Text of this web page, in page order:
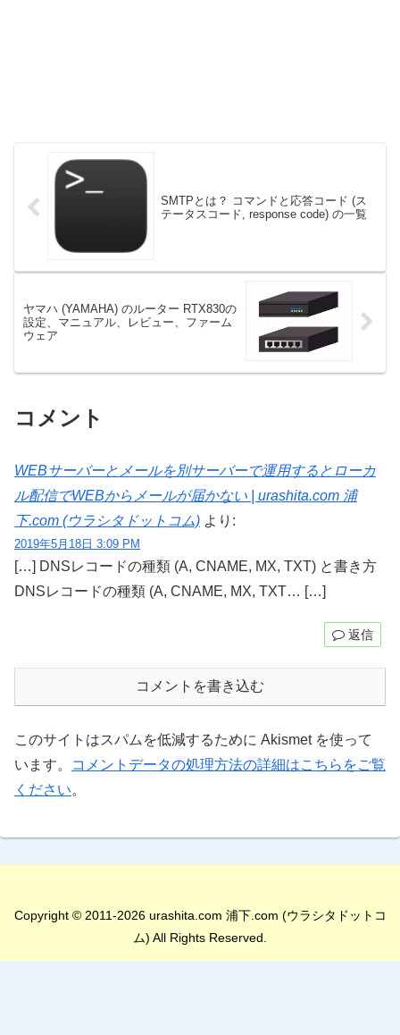
SMTPとは？ コマンドと応答コード (ス
テータスコード, response code) の一覧
ヤマハ (YAMAHA) のルーター RTX830の
設定、マニュアル、レビュー、ファーム
ウェア
コメント
WEBサーバーとメールを別サーバーで運用するとローカ
ル配信でWEBからメールが届かない | urashita.com 浦
下.com (ウラシタドットコム) より:
2019年5月18日 3:09 PM
[…] DNSレコードの種類 (A, CNAME, MX, TXT) と書き方
DNSレコードの種類 (A, CNAME, MX, TXT… […]
返信
コメントを書き込む
このサイトはスパムを低減するために Akismet を使って
います。
コメントデータの処理方法の詳細はこちらをご覧
ください。
Copyright © 2011-2026 urashita.com 浦下.com (ウラシタドットコ
ム) All Rights Reserved.